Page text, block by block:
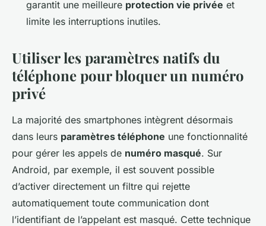
garantit une meilleure protection vie privée et
limite les interruptions inutiles.
Utiliser les paramètres natifs du
téléphone pour bloquer un numéro
privé
La majorité des smartphones intègrent désormais
dans leurs paramètres téléphone une fonctionnalité
pour gérer les appels de numéro masqué. Sur
Android, par exemple, il est souvent possible
d’activer directement un filtre qui rejette
automatiquement toute communication dont
l’identifiant de l’appelant est masqué. Cette technique